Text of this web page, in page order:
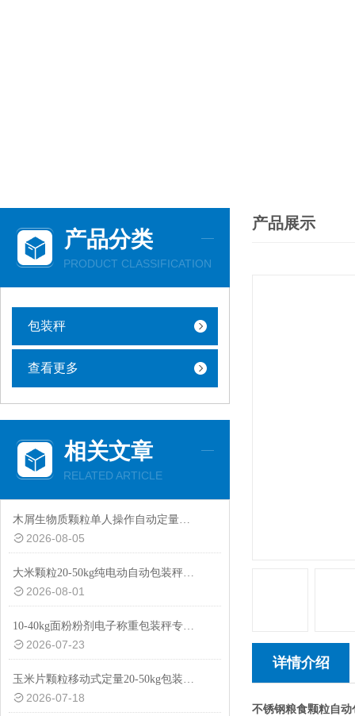
产品分类
PRODUCT CLASSIFICATION
包装秤
查看更多
相关文章
RELATED ARTICLE
木屑生物质颗粒单人操作自动定量包装秤厂家定制
2026-08-05
大米颗粒20-50kg纯电动自动包装秤设备
2026-08-01
10-40kg面粉粉剂电子称重包装秤专用设备
2026-07-23
玉米片颗粒移动式定量20-50kg包装秤设备
2026-07-18
产品展示
详情介绍
不锈钢粮食颗粒自动